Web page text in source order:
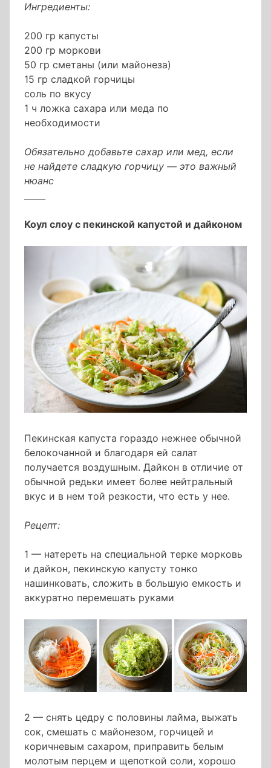
Ингредиенты:
200 гр капусты
200 гр моркови
50 гр сметаны (или майонеза)
15 гр сладкой горчицы
соль по вкусу
1 ч ложка сахара или меда по
необходимости
Обязательно добавьте сахар или мед, если
не найдете сладкую горчицу — это важный
нюанс
Коул слоу с пекинской капустой и дайконом
Пекинская капуста гораздо нежнее обычной
белокочанной и благодаря ей салат
получается воздушным. Дайкон в отличие от
обычной редьки имеет более нейтральный
вкус и в нем той резкости, что есть у нее.
Рецепт:
1 — натереть на специальной терке морковь
и дайкон, пекинскую капусту тонко
нашинковать, сложить в большую емкость и
аккуратно перемешать руками
2 — снять цедру с половины лайма, выжать
сок, смешать с майонезом, горчицей и
коричневым сахаром, приправить белым
молотым перцем и щепоткой соли, хорошо